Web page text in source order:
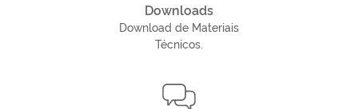
Downloads
Download de Materiais
Técnicos.